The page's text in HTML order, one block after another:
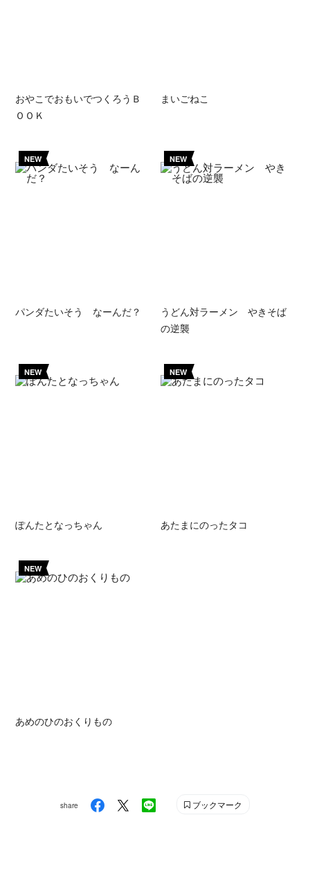
おやこでおもいでつくろうＢ
ＯＯＫ
まいごねこ
NEW
パンダたいそう なーんだ？
NEW
うどん対ラーメン やきそば
の逆襲
NEW
ぽんたとなっちゃん
NEW
あたまにのったタコ
NEW
あめのひのおくりもの
share ブックマーク